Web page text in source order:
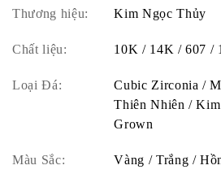
Thương hiệu: Kim Ngọc Thủy
Chất liệu: 10K / 14K / 607 /
Loại Đá:
Cubic Zirconia /
Thiên Nhiên /
Grown
Màu Sắc: Vàng / Trắng /